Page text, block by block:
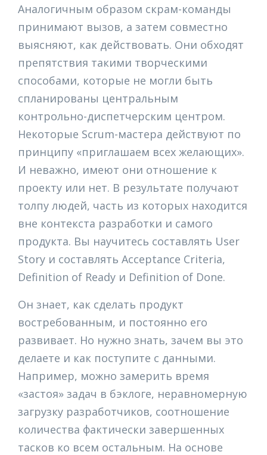
Аналогичным образом скрам-команды
принимают вызов, а затем совместно
выясняют, как действовать. Они обходят
препятствия такими творческими
способами, которые не могли быть
спланированы центральным
контрольно-диспетчерским центром.
Некоторые Scrum-мастера действуют по
принципу «приглашаем всех желающих».
И неважно, имеют они отношение к
проекту или нет. В результате получают
толпу людей, часть из которых находится
вне контекста разработки и самого
продукта. Вы научитесь составлять User
Story и составлять Acceptance Criteria,
Definition of Ready и Definition of Done.
Он знает, как сделать продукт
востребованным, и постоянно его
развивает. Но нужно знать, зачем вы это
делаете и как поступите с данными.
Например, можно замерить время
«застоя» задач в бэклоге, неравномерную
загрузку разработчиков, соотношение
количества фактически завершенных
тасков ко всем остальным. На основе